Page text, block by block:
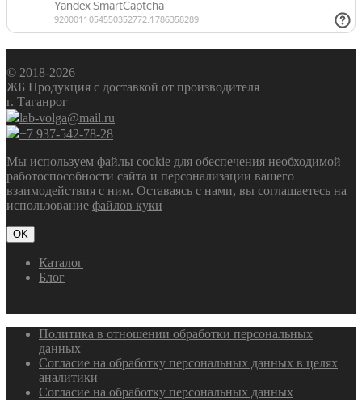
© 2018-2026
ЖБ Продукция с доставкой от производителя
г. Таганрог
lab-volga@mail.ru
+7 937-542-78-28
Мы используем файлы cookie для обеспечения необходимой
работоспособности сайта и персонализации вашего
взаимодействия с ним. Оставаясь с нами, вы соглашаетесь на
использование файлов куки
OK
Каталог
Блог
Политика в отношении обработки персональных
данных
Согласие на обработку персональных данных в целях
аналитики
Согласие на обработку персональных данных